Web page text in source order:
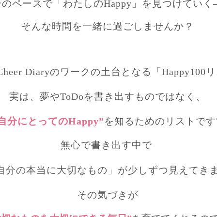
のペースで「わたしのHappy」を見つけていく
そんな時間を一緒に過ごしませんか？
Diaryのワークの土台となる「Happy100
実は、 夢やToDoを書き出すものではなく 、
分にとってのHappy”を知るためのリストです
無心で書き出す中で
分の本当に大切なもの」が少しずつ見えてき
その気づきが